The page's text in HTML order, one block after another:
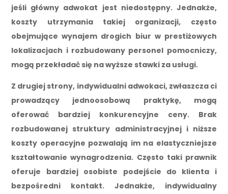
jeśli główny adwokat jest niedostępny. Jednakże,
koszty utrzymania takiej organizacji, często
obejmujące wynajem drogich biur w prestiżowych
lokalizacjach i rozbudowany personel pomocniczy,
mogą przekładać się na wyższe stawki za usługi.
Z drugiej strony, indywidualni adwokaci, zwłaszcza ci
prowadzący jednoosobową praktykę, mogą
oferować bardziej konkurencyjne ceny. Brak
rozbudowanej struktury administracyjnej i niższe
koszty operacyjne pozwalają im na elastyczniejsze
kształtowanie wynagrodzenia. Często taki prawnik
oferuje bardziej osobiste podejście do klienta i
bezpośredni kontakt. Jednakże, indywidualny